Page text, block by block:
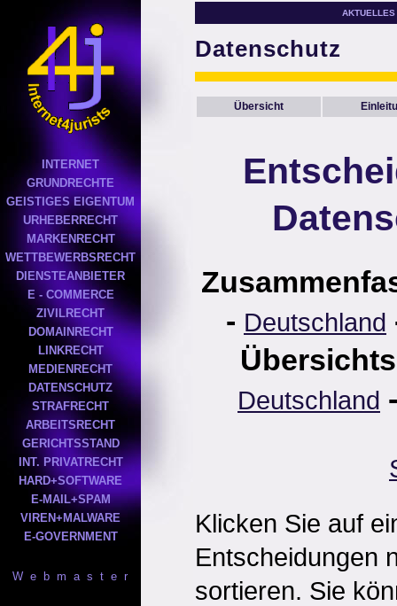
INTERNET
GRUNDRECHTE
GEISTIGES EIGENTUM
URHEBERRECHT
MARKENRECHT
WETTBEWERBSRECHT
DIENSTEANBIETER
E - COMMERCE
ZIVILRECHT
DOMAINRECHT
LINKRECHT
MEDIENRECHT
DATENSCHUTZ
STRAFRECHT
ARBEITSRECHT
GERICHTSSTAND
INT. PRIVATRECHT
HARD+SOFTWARE
E-MAIL+SPAM
VIREN+MALWARE
E-GOVERNMENT
W e b m a s t e r
AKTUELLES
Datenschutz
Übersicht
- Deutschland
Deutschland
Klicken Sie auf
Entscheidungen
sortieren. Sie